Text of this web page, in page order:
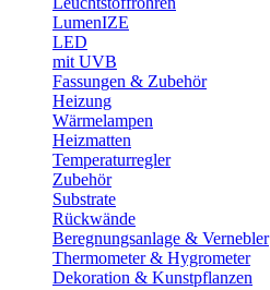
LumenIZE
LED
mit UVB
Fassungen & Zubehör
Heizung
Wärmelampen
Heizmatten
Temperaturregler
Zubehör
Substrate
Rückwände
Beregnungsanlage & Vernebler
Thermometer & Hygrometer
Dekoration & Kunstpflanzen